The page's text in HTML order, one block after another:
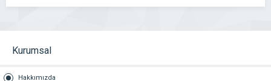
Türkçesi, Arapça […]
Kurumsal
Hakkımızda